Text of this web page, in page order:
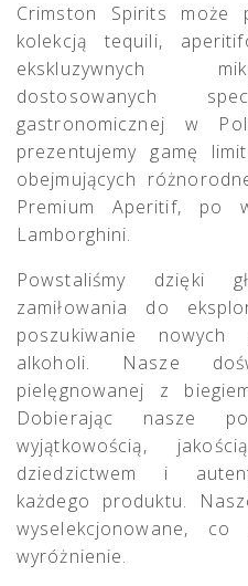
Crimston Spirits może
kolekcją tequili,
ekskluzywnych
dostosowanych
gastronomicznej w
prezentujemy gamę
obejmujących
Premium Aperitif, po
Lamborghini.
Powstaliśmy dzięki
zamiłowania do
poszukiwanie
alkoholi. Nasze
pielęgnowanej z
Dobierając nasze
wyjątkowością,
dziedzictwem i
każdego produktu.
wyselekcjonowane,
wyróżnienie.